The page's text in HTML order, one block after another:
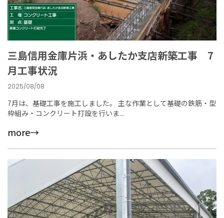
三島信用金庫片浜・あしたか支店新築工事 7
月工事状況
2025/08/08
7月は、基礎工事を施工しました。 主な作業として基礎の鉄筋・型
枠組み・コンクリート打設を行いま...
more→